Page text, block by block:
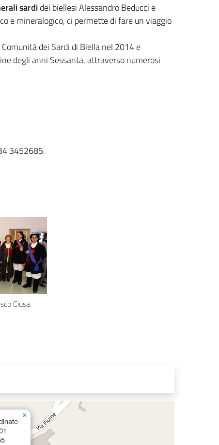
sardidei biellesi Alessandro Beducci e
e mineralogico, ci permette di fare un viaggio
dei Sardi di Biella nel 2014 e
degli anni Sessanta, attraverso numerosi
3452685.
Ciusa
×